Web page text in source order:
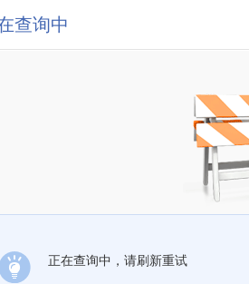
查询中
正在查询中，请刷新重试